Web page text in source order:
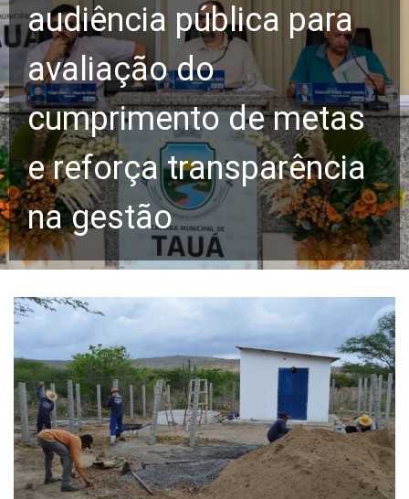
audiência pública para
avaliação do
cumprimento de metas
e reforça transparência
na gestão